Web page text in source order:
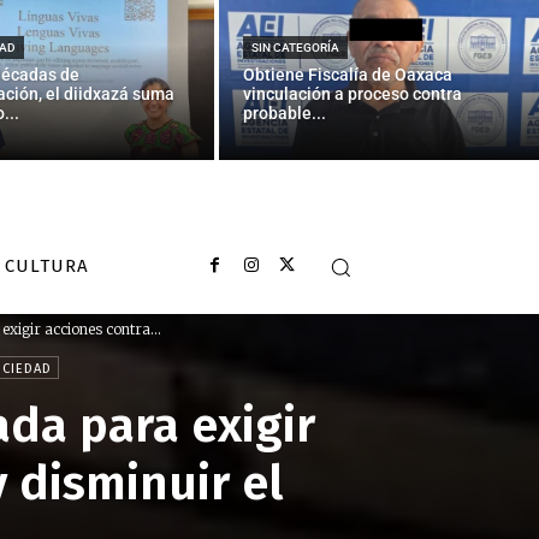
de
el diidxazá suma
SIN CATEGORÍA
Obtiene Fiscalía de Oaxaca
vinculación a proceso contra
probable...
CULTURA
acciones contra...
para exigir
disminuir el